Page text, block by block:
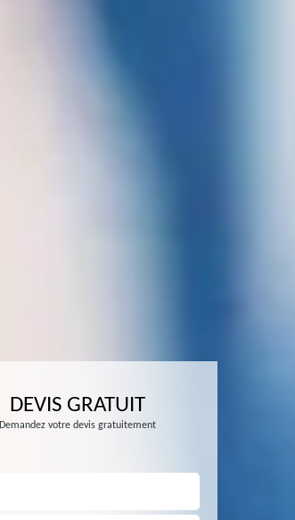
DEVIS GRATUIT
Demandez votre devis gratuitement